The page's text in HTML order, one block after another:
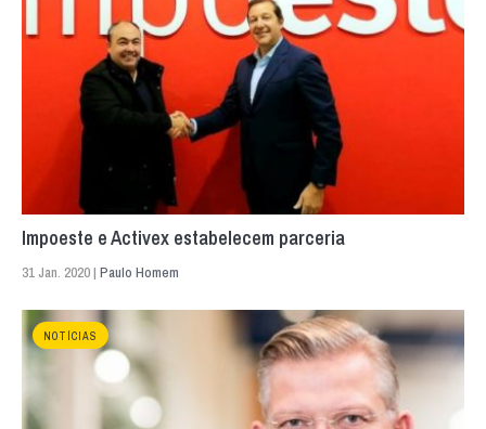
Impoeste e Activex estabelecem parceria
31 Jan. 2020 | Paulo Homem
NOTÍCIAS